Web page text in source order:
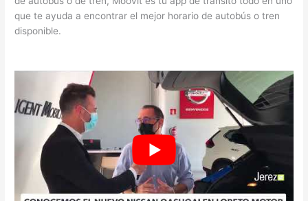
que te ayuda a encontrar el mejor horario de autobús o tren
disponible.